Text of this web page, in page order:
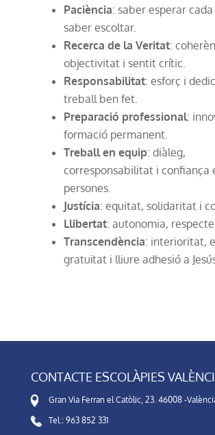
Paciència: saber esperar
saber escoltar.
Recerca de la Veritat:
objectivitat i sentit crític.
Responsabilitat: esforç i
treball ben fet.
Preparació professional:
formació permanent.
Treball en equip: diàleg,
corresponsabilitat i confiança
persones.
Justícia: equitat, solidaritat i
Llibertat: autonomia,
Transcendència: interioritat,
gratuïtat i lliure adhesió a
CONTACTE ESCOLÀPIES
Gran Via Ferran el Catòlic, 23. 46008 -
Tel.: 963 852 331